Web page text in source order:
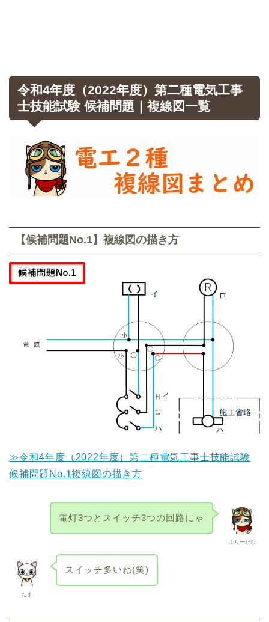
令和4年度（2022年度）第二種電気工事
士技能試験 候補問題｜複線図一覧
【候補問題No.1】複線図の描き方
≫令和4年度（2022年度）第二種電気工事士技能試験
候補問題No.1複線図の描き方
ふりーだむ
電灯3つとスイッチ3つの回路にゃ
たま
スイッチ多いね(笑)